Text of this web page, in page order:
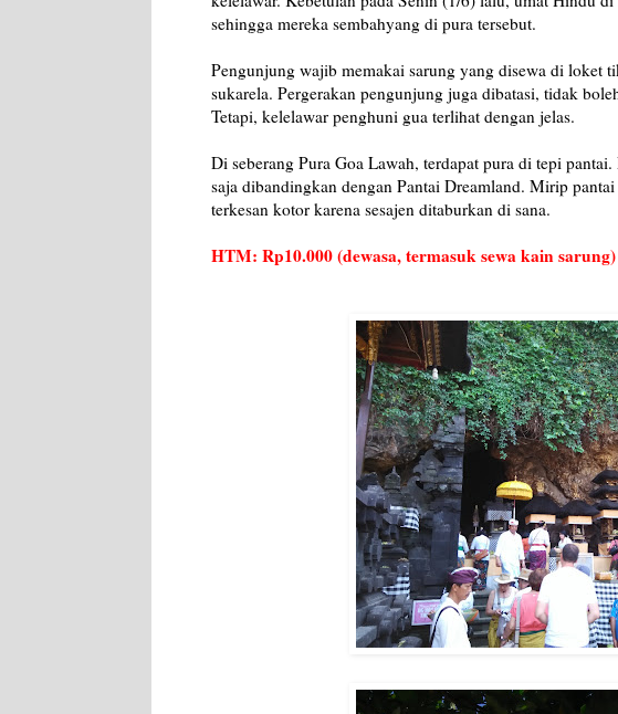
sehingga mereka sembahyang di pura tersebut.
Pengunjung wajib memakai sarung yang disewa di loket
sukarela. Pergerakan pengunjung juga dibatasi, tidak
Tetapi, kelelawar penghuni gua terlihat dengan jelas.
Di seberang Pura Goa Lawah, terdapat pura di tepi
saja dibandingkan dengan Pantai Dreamland. Mirip
terkesan kotor karena sesajen ditaburkan di sana.
HTM: Rp10.000 (dewasa, termasuk sewa kain sarung)